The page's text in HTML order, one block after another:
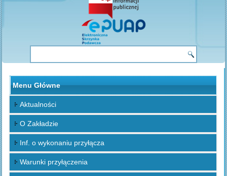
Menu Główne
Aktualności
O Zakładzie
Inf. o wykonaniu przyłącza
Warunki przyłączenia